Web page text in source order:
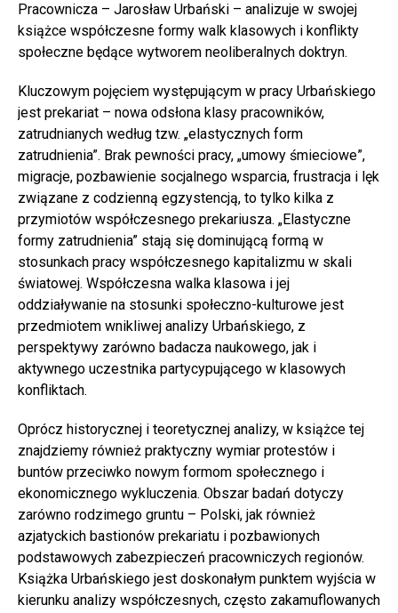
Pracownicza – Jarosław Urbański – analizuje w swojej
książce współczesne formy walk klasowych i konflikty
społeczne będące wytworem neoliberalnych doktryn.
Kluczowym pojęciem występującym w pracy Urbańskiego
jest prekariat – nowa odsłona klasy pracowników,
zatrudnianych według tzw. „elastycznych form
zatrudnienia”. Brak pewności pracy, „umowy śmieciowe”,
migracje, pozbawienie socjalnego wsparcia, frustracja i lęk
związane z codzienną egzystencją, to tylko kilka z
przymiotów współczesnego prekariusza. „Elastyczne
formy zatrudnienia” stają się dominującą formą w
stosunkach pracy współczesnego kapitalizmu w skali
światowej. Współczesna walka klasowa i jej
oddziaływanie na stosunki społeczno-kulturowe jest
przedmiotem wnikliwej analizy Urbańskiego, z
perspektywy zarówno badacza naukowego, jak i
aktywnego uczestnika partycypującego w klasowych
konfliktach.
Oprócz historycznej i teoretycznej analizy, w książce tej
znajdziemy również praktyczny wymiar protestów i
buntów przeciwko nowym formom społecznego i
ekonomicznego wykluczenia. Obszar badań dotyczy
zarówno rodzimego gruntu – Polski, jak również
azjatyckich bastionów prekariatu i pozbawionych
podstawowych zabezpieczeń pracowniczych regionów.
Książka Urbańskiego jest doskonałym punktem wyjścia w
kierunku analizy współczesnych, często zakamuflowanych